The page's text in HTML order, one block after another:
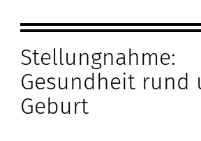
Stellungnahme:
Gesundheit rund
Geburt